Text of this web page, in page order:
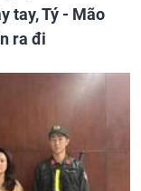
tay, Tý - Mão
ra đi